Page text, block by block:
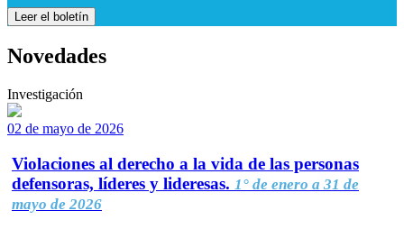
Leer el boletín
Novedades
Investigación
02 de mayo de 2026
Violaciones al derecho a la vida de las personas
defensoras, líderes y lideresas. 1° de enero a 31 de
mayo de 2026